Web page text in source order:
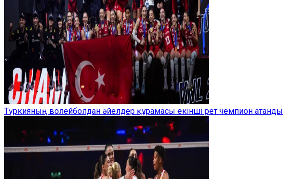
Түркияның волейболдан әйелдер құрамасы екінші рет чемпион атанды